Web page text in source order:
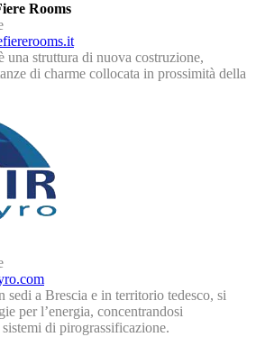
Rooms
una struttura di nuova costruzione,
di charme collocata in prossimità della
sedi a Brescia e in territorio tedesco, si
per l’energia, concentrandosi
di pirograssificazione.